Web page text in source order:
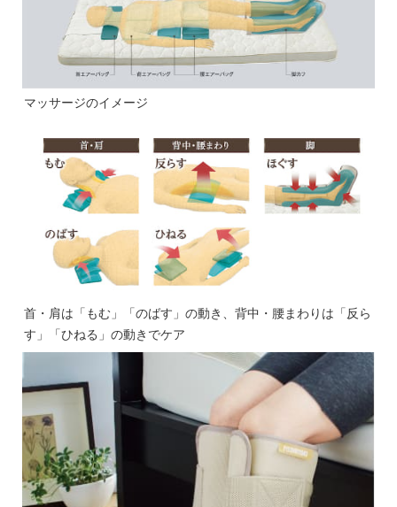
マッサージのイメージ
首・肩は「もむ」「のばす」の動き、背中・腰まわりは「反ら
す」「ひねる」の動きでケア